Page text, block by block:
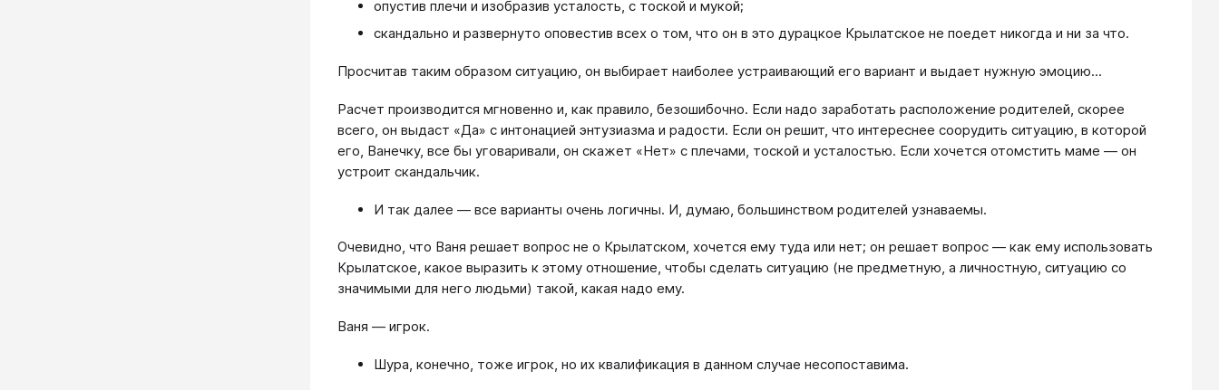
опустив плечи и изобразив усталость, с тоской и мукой;
скандально и развернуто оповестив всех о том, что он в это дурацкое Крылатское не поедет никогда и ни за что.
Просчитав таким образом ситуацию, он выбирает наиболее устраивающий его вариант и выдает нужную эмоцию...
Расчет производится мгновенно и, как правило, безошибочно. Если надо заработать расположение родителей, скорее
всего, он выдаст «Да» с интонацией энтузиазма и радости. Если он решит, что интереснее соорудить ситуацию, в которой
его, Ванечку, все бы уговаривали, он скажет «Нет» с плечами, тоской и усталостью. Если хочется отомстить маме — он
устроит скандальчик.
И так далее — все варианты очень логичны. И, думаю, большинством родителей узнаваемы.
Очевидно, что Ваня решает вопрос не о Крылатском, хочется ему туда или нет; он решает вопрос — как ему использовать
Крылатское, какое выразить к этому отношение, чтобы сделать ситуацию (не предметную, а личностную, ситуацию со
значимыми для него людьми) такой, какая надо ему.
Ваня — игрок.
Шура, конечно, тоже игрок, но их квалификация в данном случае несопоставима.